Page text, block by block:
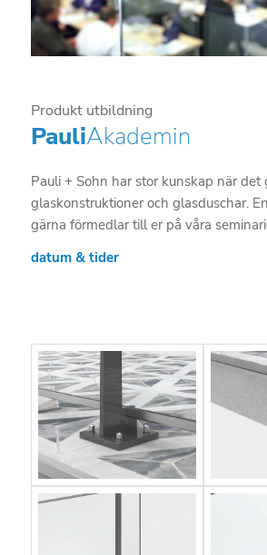
Produkt utbildning
PauliAkademin
Pauli + Sohn har stor kunskap när det
glaskonstruktioner och glasduschar.
gärna förmedlar till er på våra
datum & tider